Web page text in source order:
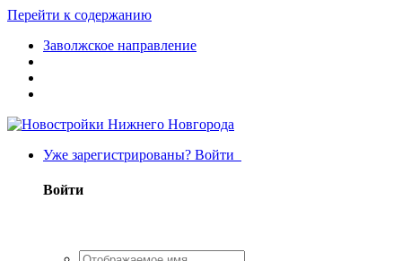
Перейти к содержанию
Заволжское направление
Уже зарегистрированы? Войти
Войти